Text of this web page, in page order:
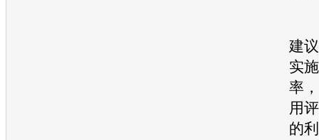
建
实
率
用
的